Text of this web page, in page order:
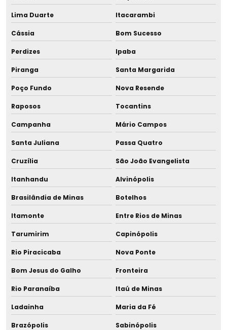
Pasteurizador de leite humano
Pasteurizador rbl
Pasteurizadores
Pera para acidímetro
Posto de coleta de leite humano
Posto de coleta de leite materno
Pote nescafé
Pote de vidro para leite
Potinho para leite
Projeto de sala de amamentação para eventos
Projeto de sala de amamentação para shopping center
Regeneração de coluna de deionizador
Repotenciamento
Resfriador de leite humano
Resfriador rápido para lactário
Lima Duarte Itacarambi
Cássia Bom Sucesso
Perdizes Ipaba
Piranga Santa Margarida
Poço Fundo Nova Resende
Raposos Tocantins
Campanha Mário Campos
Santa Juliana Passa Quatro
Cruzília São João Evangelista
Itanhandu Alvinópolis
Brasilândia de Minas Botelhos
Itamonte Entre Rios de Minas
Tarumirim Capinópolis
Rio Piracicaba Nova Ponte
Bom Jesus do Galho Fronteira
Rio Paranaíba Itaú de Minas
Ladainha Maria da Fé
Brazópolis Sabinópolis